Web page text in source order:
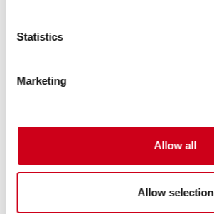
Statistics
Marketing
Allow all
Allow selection